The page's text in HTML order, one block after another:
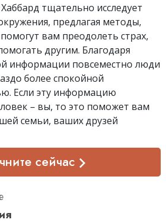
тщательно исследует
предлагая методы,
вам преодолеть страх,
другим. Благодаря
информации повсеместно люди
более спокойной
Если эту информацию
– вы, то это поможет вам
семьи, ваших друзей
сейчас